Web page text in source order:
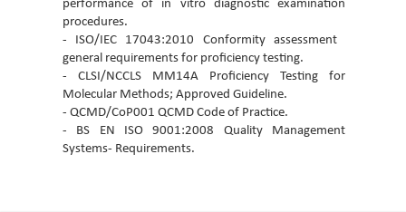
performance of in vitro diagnostic examination
procedures.
- ISO/IEC 17043:2010 Conformity assessment 
general requirements for proficiency testing.
- CLSI/NCCLS MM14A Proficiency Testing for
Molecular Methods; Approved Guideline.
- QCMD/CoP001 QCMD Code of Practice.
- BS EN ISO 9001:2008 Quality Management
Systems- Requirements.